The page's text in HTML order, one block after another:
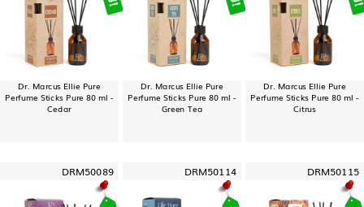
Dr. Marcus Ellie Pure
Perfume Sticks Pure 80 ml -
Cedar
Dr. Marcus Ellie Pure
Perfume Sticks Pure 80 ml -
Green Tea
Dr. Marcus Ellie Pure
Perfume Sticks Pure 80 ml -
Citrus
DRM50089 DRM50114 DRM50115